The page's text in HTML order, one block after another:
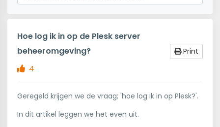
Hoe log ik in op de Plesk server
beheeromgeving?
Print
4
Geregeld krijgen we de vraag; 'hoe log ik in op Plesk?'.
In dit artikel leggen we het even uit.